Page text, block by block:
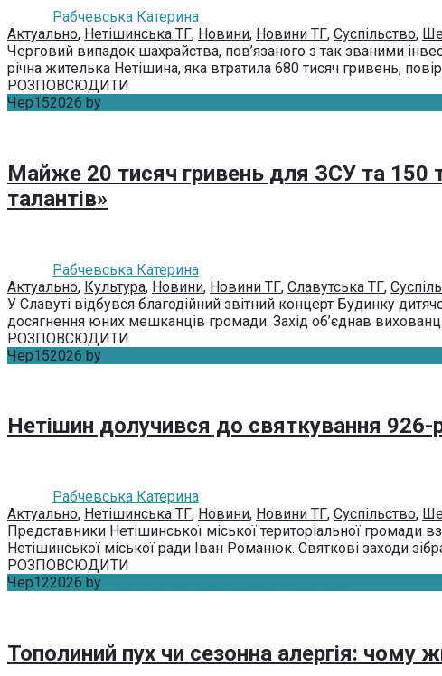
Рабчевська Катерина
Актуально, Нетішинська ТГ, Новини, Новини ТГ, Суспільство,
Черговий випадок шахрайства, пов’язаного з так званими
річна жителька Нетішина, яка втратила 680 тисяч гривень,
РОЗПОВСЮДИТИ
Чер152026 by
Майже 20 тисяч гривень для ЗСУ та 150
талантів»
Рабчевська Катерина
Актуально, Культура, Новини, Новини ТГ, Славутська ТГ,
У Славуті відбувся благодійний звітний концерт Будинку
досягнення юних мешканців громади. Захід об’єднав
РОЗПОВСЮДИТИ
Чер152026 by
Нетішин долучився до святкування
Рабчевська Катерина
Актуально, Нетішинська ТГ, Новини, Новини ТГ, Суспільство,
Представники Нетішинської міської територіальної громади
Нетішинської міської ради Іван Романюк. Святкові заходи
РОЗПОВСЮДИТИ
Чер122026 by
Тополиний пух чи сезонна алергія: